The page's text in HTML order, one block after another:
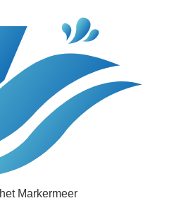
Markermeer